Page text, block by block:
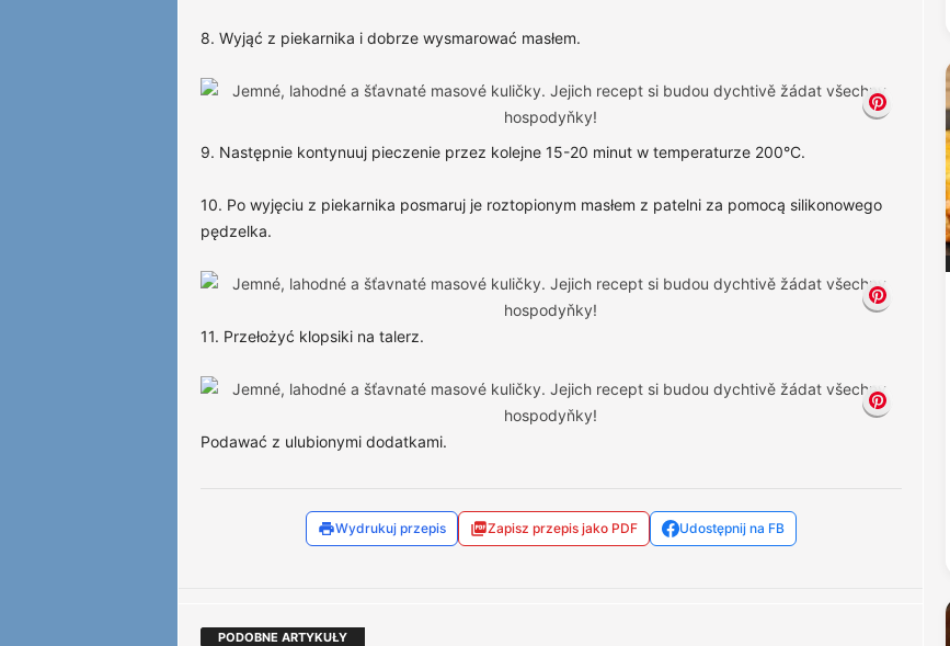
8. Wyjąć z piekarnika i dobrze wysmarować masłem.
9. Następnie kontynuuj pieczenie przez kolejne 15-20 minut w temperaturze 200°C.
10. Po wyjęciu z piekarnika posmaruj je roztopionym masłem z patelni za pomocą silikonowego
pędzelka.
11. Przełożyć klopsiki na talerz.
Podawać z ulubionymi dodatkami.
Wydrukuj przepis Zapisz przepis jako PDF Udostępnij na FB
PODOBNE ARTYKUŁY